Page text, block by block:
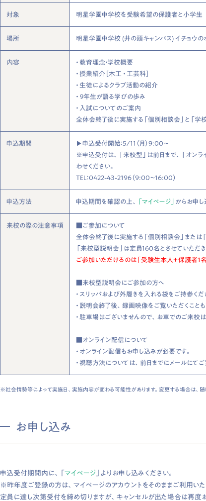
対象 明星学園中学校を受験希望の保護者と小学生
場所 明星学園中学校 (井の頭キャンパス) イチョウの
内容
・ 教育理念・学校概要
・ 授業紹介［木工 ・ 工芸科］
・ 生徒によるクラブ活動の紹介
・ ９年生が語る学びの歩み
・ 入試についてのご案内
全体会終了後に実施する「個別相談会」と「学
申込期間
▶︎申込受付開始：5/11（月）9:00〜
※申込受付は、「来校型」は前日まで、「オン
わせください。
TEL：0422-43-2196（9:00〜16:00）
申込方法 申込期間を確認の上、 「マイページ」 からお申し
来校の際の注意事項
■ご参加について
全体会終了後に実施する「個別相談会」または
「来校型説明会」は定員160名とさせていただき
ご参加いただけるのは「受験生本人＋保護者1名
■来校型説明会にご参加の方へ
・ スリッパおよび外履きを入れる袋をご持参くだ
・ 説明会終了後、録画映像をご覧いただくことも
・ 駐車場はございませんので、お車でのご来校は
■オンライン配信について
・ オンライン配信もお申し込みが必要です。
・ 視聴方法については、前日までにメールにてご
※社会情勢等によって実施日、実施内容が変わる可能性があります。変更する場合は、随
お申し込み
申込受付期間内に、「 マイページ 」よりお申し込みください。
※昨年度ご登録の方は、マイページのアカウントをそのままご利用いた
定員に達し次第受付を締め切りますが、キャンセルが出た場合は再度